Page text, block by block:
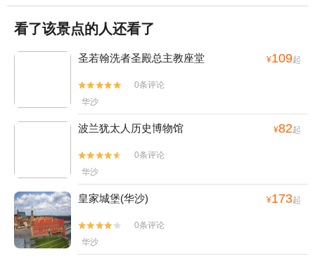
看了该景点的人还看了
圣若翰洗者圣殿总主教座堂 ¥109起


0条评论
华沙
波兰犹太人历史博物馆 ¥82起


0条评论
华沙
皇家城堡(华沙) ¥173起


0条评论
华沙